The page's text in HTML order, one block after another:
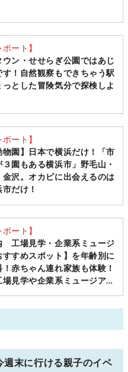
ポート】
ウン・せせらぎ公園ではあじ
す！自然観察もできちゃう駅
とした冒険気分で探検しよ
ポート】
物園】日本で横浜だけ！「市
３園もある横浜市」野毛山・
金沢。オカピに出会えるのは
だけ！
ポート】
工場見学・企業系ミュージ
すめスポット】を年齢別に
赤ちゃん連れ家族も体験！
見学や企業系ミュージアム
週末に行ける親子のイベ